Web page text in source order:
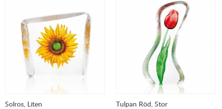
Solros, Liten Tulpan Röd, Stor